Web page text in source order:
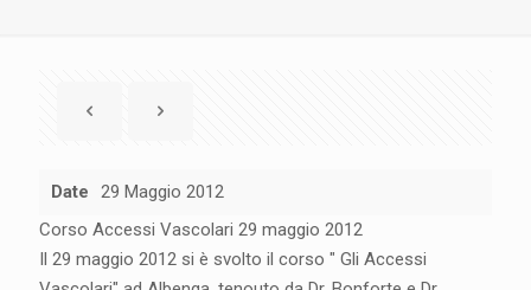
Date
29 Maggio 2012
Corso Accessi Vascolari 29 maggio 2012
Il 29 maggio 2012 si è svolto il corso " Gli Accessi